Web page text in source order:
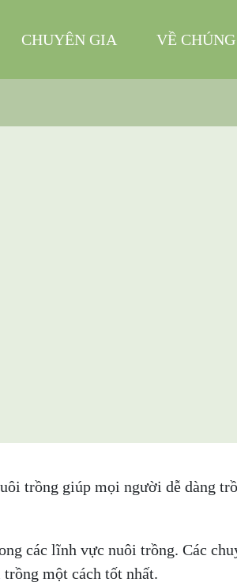
CHUYÊN GIA VỀ
trồng giúp mọi người dễ dàng
các lĩnh vực nuôi trồng. Các
một cách tốt nhất.